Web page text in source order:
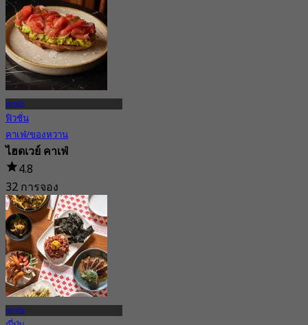
20 การจอง
จาก฿ 530
เอกมัย
ฟิวชั่น
คาเฟ่/ของหวาน
ไฮดเวย์ คาเฟ่
4.8
32 การจอง
จาก฿ 272.5
เอกมัย